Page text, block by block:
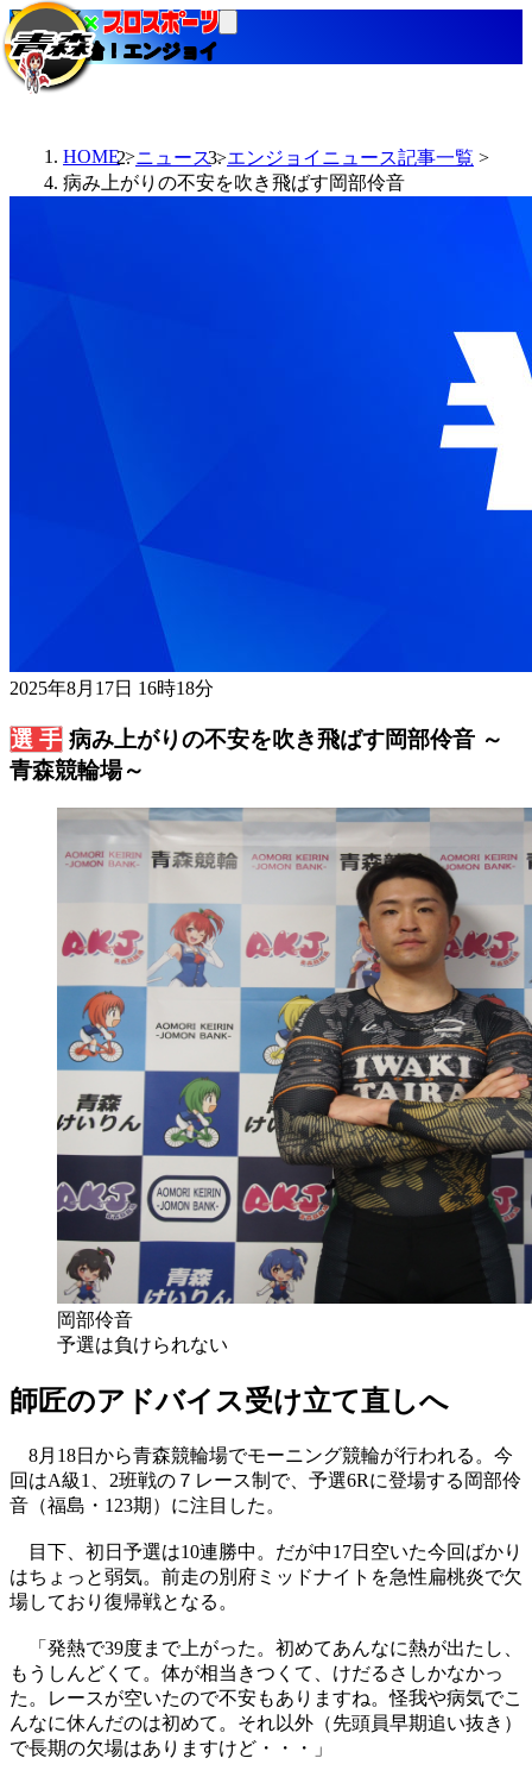
当たる競輪！エンジョイ
HOME ニュース
エンジョイニュース記事一覧
病み上がりの不安を吹き飛ばす岡部伶音
2025年8月17日 16時18分
病み上がりの不安を吹き飛ばす岡部伶音 ～
青森競輪場～
岡部伶音
予選は負けられない
師匠のアドバイス受け立て直しへ
8月18日から青森競輪場でモーニング競輪が行われる。今
回はA級1、2班戦の７レース制で、予選6Rに登場する岡部伶
音（福島・123期）に注目した。
目下、初日予選は10連勝中。だが中17日空いた今回ばかり
はちょっと弱気。前走の別府ミッドナイトを急性扁桃炎で欠
場しており復帰戦となる。
「発熱で39度まで上がった。初めてあんなに熱が出たし、
もうしんどくて。体が相当きつくて、けだるさしかなかっ
た。レースが空いたので不安もありますね。怪我や病気でこ
んなに休んだのは初めて。それ以外（先頭員早期追い抜き）
で長期の欠場はありますけど・・・」